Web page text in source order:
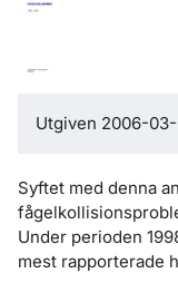
Utgiven 2006-
Syftet med denna
Under perioden
mest rapporterade